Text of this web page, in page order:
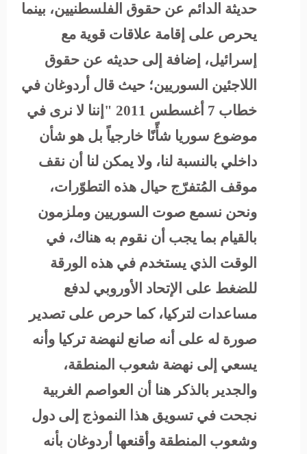
حديثة الدائم عن حقوق الفلسطنيين، بينما
يحرص على إقامة علاقات قوية مع
إسرائيل، إضافة إلى حديثه عن حقوق
اللاجئين السوريين؛ حيث قال أردوغان في
خطاب 7 أغسطس 2011 "إننا لا نرى في
موضوع سوريا شأًنًا خارجياً بل هو شأن
داخلي بالنسبة لنا، ولا يمكن لنا أن نقف
موقف المُتفرّج حيال هذه التطوّرات،
ونحن نسمع صوت السوريين وملزمون
بالقيام بما يجب أن نقوم به هناك، في
الوقت الذي يستخدم في هذه الورقة
للضغط على الإتحاد الأوروبي لدفع
مساعدات لتركيا، كما حرص على تصدير
صورة له على أنه صانع لنهضة تركيا وأنه
يسعي إلى نهضة شعوب المنطقة،
والجدير بالذكر هنا أن العواصم الغربية
نجحت في تسويق هذا النموذج إلى دول
وشعوب المنطقة وأقنعها أردوغان بأنه